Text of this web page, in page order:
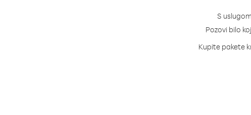
S
Pozovi bilo
Kupite pakete